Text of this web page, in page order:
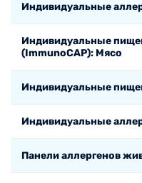
Индивидуальные
Индивидуальные
(ImmunoCAP): Мясо
Индивидуальные
Индивидуальные
Панели аллергенов